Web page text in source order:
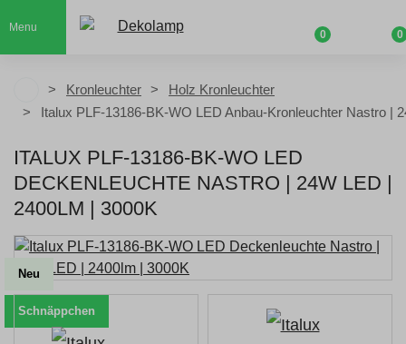
Menu
0 0
Kronleuchter
Holz Kronleuchter
Italux PLF-13186-BK-WO LED Anbau-Kronleuchter Nastro |
ITALUX PLF-13186-BK-WO LED
DECKENLEUCHTE NASTRO | 24W LED |
2400LM | 3000K
Neu
Schnäppchen